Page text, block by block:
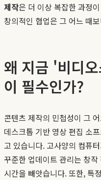
제작은 더 이상 복잡한 과정
창의적인 협업은 그 어느 때
왜 지금 '비디
이 필수인가?
콘텐츠 제작의 민첩성이 그
데스크톱 기반 영상 편집 소
고 있습니다. 고사양의 컴퓨
꾸준한 업데이트 관리는 창
시간을 빼앗습니다. 또한, 특